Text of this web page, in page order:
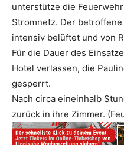
unterstütze die
Stromnetz. Der
intensiv belüftet und von
Für die Dauer des
Hotel verlassen, die
gesperrt.
Nach circa eineinhalb
zurück in ihre Zimmer.